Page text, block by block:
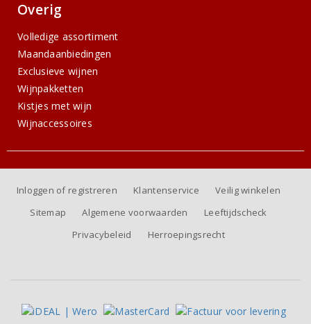
Overig
Volledige assortiment
Maandaanbiedingen
Exclusieve wijnen
Wijnpakketten
Kistjes met wijn
Wijnaccessoires
Inloggen of registreren Klantenservice
Veilig winkelen
Sitemap
Algemene voorwaarden
Leeftijdscheck
Privacybeleid
Herroepingsrecht